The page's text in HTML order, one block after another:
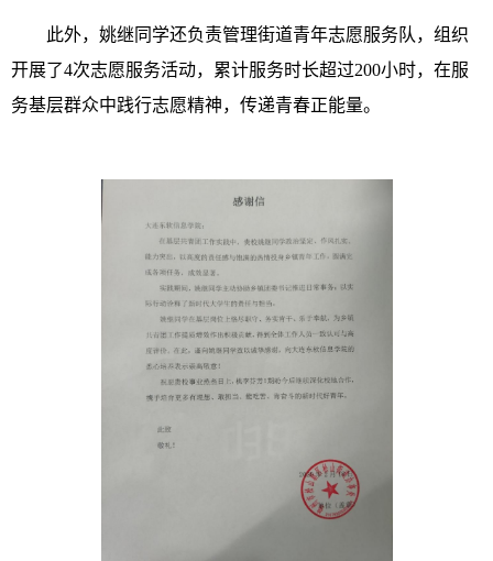
此外，姚继同学还负责管理街道青年志愿服务队，组织
开展了4次志愿服务活动，累计服务时长超过200小时，在服
务基层群众中践行志愿精神，传递青春正能量。